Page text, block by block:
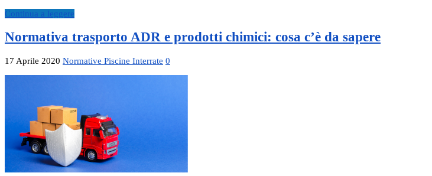
Continua a leggere
Normativa trasporto ADR e prodotti chimici: cosa c’è da sapere
17 Aprile 2020 Normative Piscine Interrate 0